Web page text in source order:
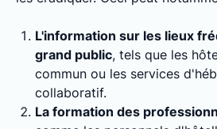
L'information sur les lieux
grand public, tels que les
commun ou les services
collaboratif.
La formation des